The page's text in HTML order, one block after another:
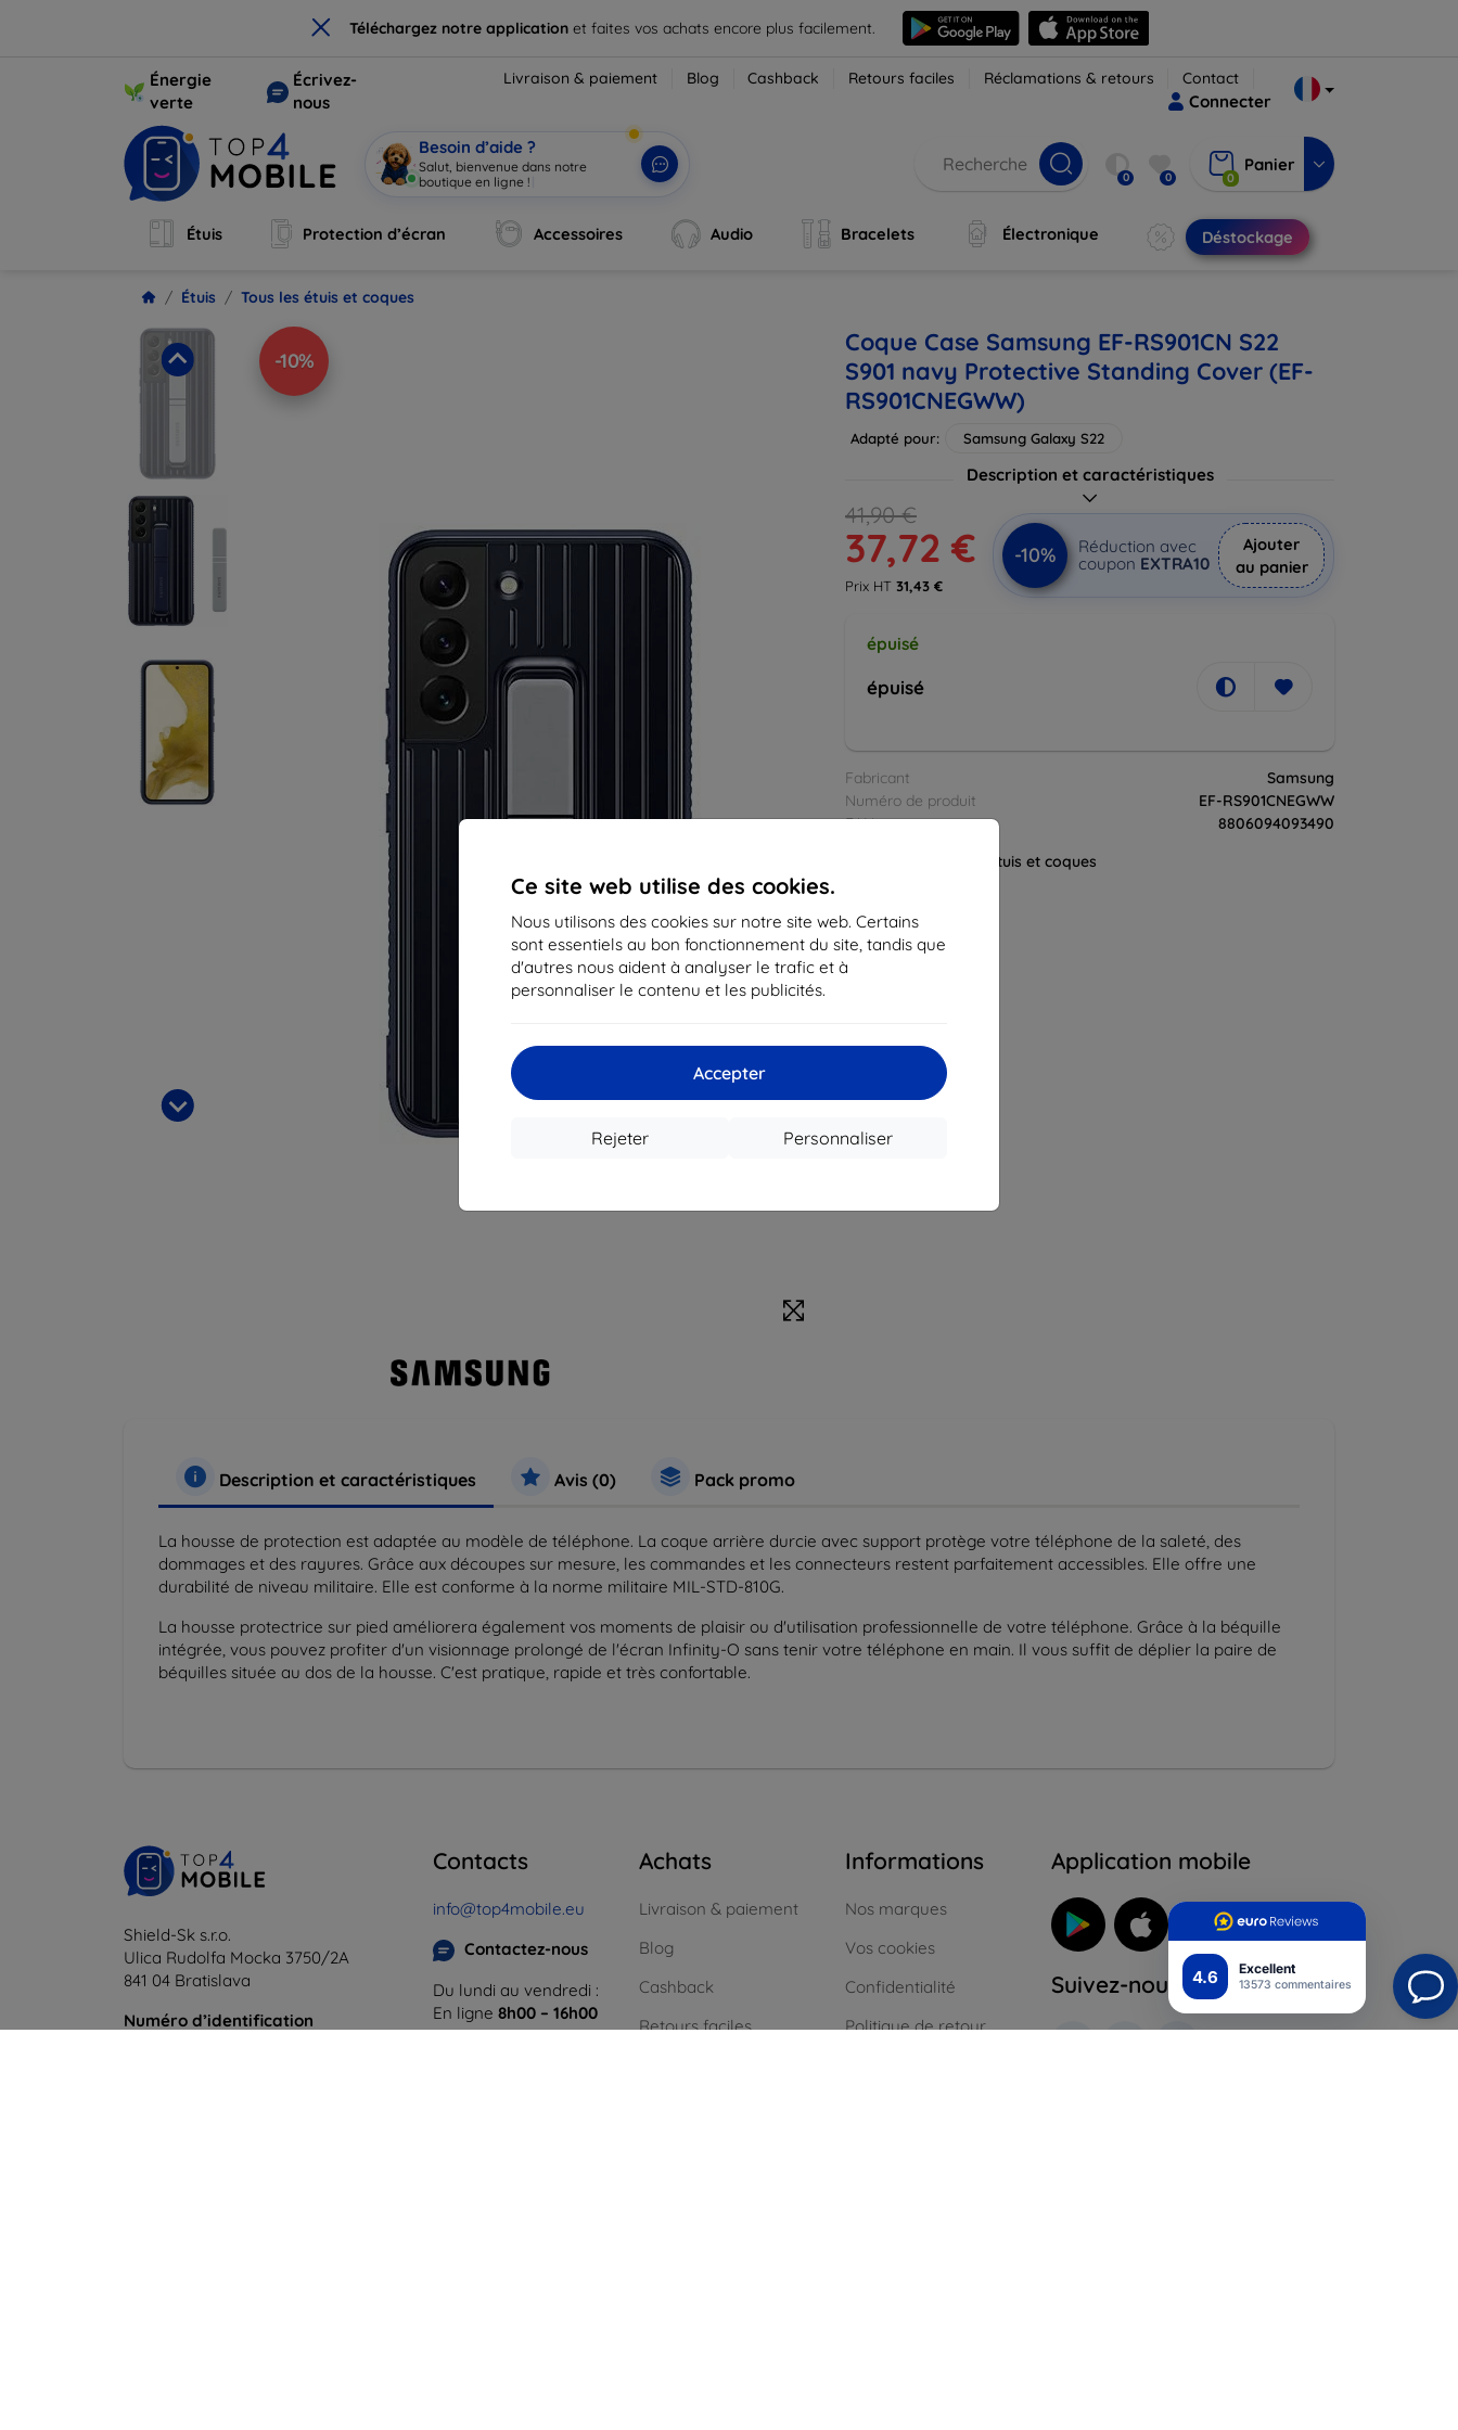
× Téléchargez notre application et faites vos achats encore plus facilement.
4.6 Excellent
13573 commentaires
Ce site web utilise des cookies.
Nous utilisons des cookies sur notre site web. Certains
sont essentiels au bon fonctionnement du site, tandis que
d'autres nous aident à analyser le trafic et à
personnaliser le contenu et les publicités.
Accepter
Personnaliser
Rejeter
Énergie
verte
Écrivez-
nous
Livraison & paiement Blog Cashback Retours faciles Réclamations & retours Contact
Connecter
Besoin d’aide ?
Salut, bienvenue dans notre
boutique en ligne !
0 0 0
Panier
Étuis Protection d’écran Accessoires Audio Bracelets Électronique Déstockage
Étuis Tous les étuis et coques
-10%
Coque Case Samsung EF-RS901CN S22
S901 navy Protective Standing Cover (EF-
RS901CNEGWW)
Adapté pour: Samsung Galaxy S22
Description et caractéristiques
41,90 €
37,72 €
Prix HT 31,43 €
-10%
Réduction avec
coupon EXTRA10
Ajouter
au panier
épuisé
épuisé
Fabricant
Samsung
Numéro de produit
EF-RS901CNEGWW
EAN
8806094093490
Tous les étuis et coques
Description et caractéristiques Avis (0) Pack promo
La housse de protection est adaptée au modèle de téléphone. La coque arrière durcie avec support protège votre téléphone de la saleté, des
dommages et des rayures. Grâce aux découpes sur mesure, les commandes et les connecteurs restent parfaitement accessibles. Elle offre une
durabilité de niveau militaire. Elle est conforme à la norme militaire MIL-STD-810G.
La housse protectrice sur pied améliorera également vos moments de plaisir ou d'utilisation professionnelle de votre téléphone. Grâce à la béquille
intégrée, vous pouvez profiter d'un visionnage prolongé de l'écran Infinity-O sans tenir votre téléphone en main. Il vous suffit de déplier la paire de
béquilles située au dos de la housse. C'est pratique, rapide et très confortable.
Shield-Sk s.r.o.
Ulica Rudolfa Mocka 3750/2A
841 04 Bratislava
Numéro d’identification
Contacts
info@top4mobile.eu
Contactez-nous
Du lundi au vendredi :
En ligne 8h00 – 16h00
Achats
Livraison & paiement
Blog
Cashback
Retours faciles
Informations
Nos marques
Vos cookies
Confidentialité
Politique de retour
Application mobile
Suivez-nous